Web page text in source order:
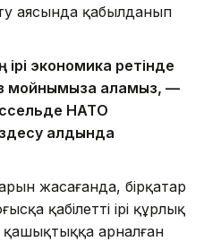
аясында қабылданып
ірі экономика ретінде
мойнымызға аламыз, —
НАТО
алдында
жасағанда, бірқатар
қабілетті ірі құрлық
қашықтыққа арналған